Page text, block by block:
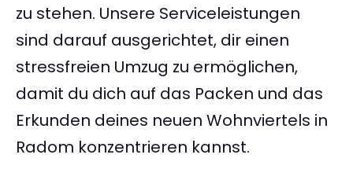
zu stehen. Unsere Serviceleistungen
sind darauf ausgerichtet, dir einen
stressfreien Umzug zu ermöglichen,
damit du dich auf das Packen und das
Erkunden deines neuen Wohnviertels in
Radom konzentrieren kannst.